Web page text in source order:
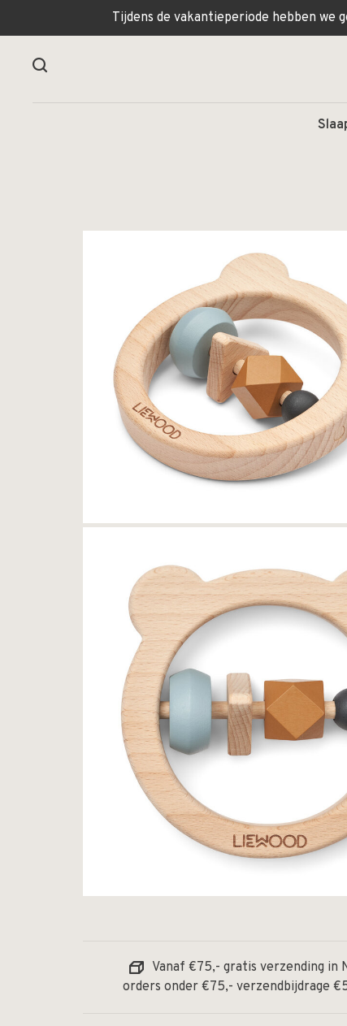
Tijdens de vakantieperiode hebben we
Vanaf €75,- gratis verzending in
orders onder €75,- verzendbijdrage